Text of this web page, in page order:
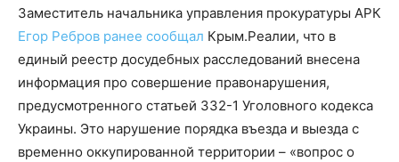
Заместитель начальника управления прокуратуры АРК
Егор Ребров ранее сообщал Крым.Реалии, что в
единый реестр досудебных расследований внесена
информация про совершение правонарушения,
предусмотренного статьей 332-1 Уголовного кодекса
Украины. Это нарушение порядка въезда и выезда с
временно оккупированной территории – «вопрос о